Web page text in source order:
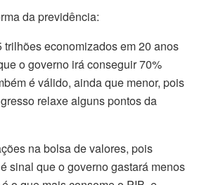
da previdência:
economizados em 20 anos
o governo irá conseguir 70%
é válido, ainda que menor, pois
relaxe alguns pontos da
na bolsa de valores, pois
sinal que o governo gastará menos